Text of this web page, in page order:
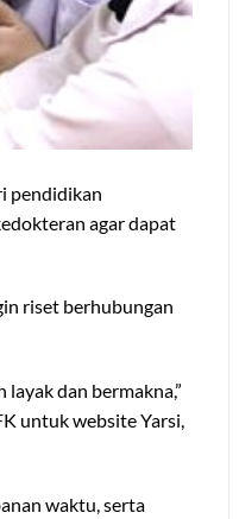
pendidikan
agar dapat
riset berhubungan
dan bermakna,”
untuk website Yarsi,
waktu, serta